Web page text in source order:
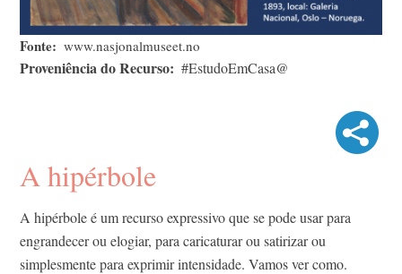
Fonte www.nasjonalmuseet.no
Proveniência do Recurso #EstudoEmCasa@
A hipérbole
A hipérbole é um recurso expressivo que se pode usar para
engrandecer ou elogiar, para caricaturar ou satirizar ou
simplesmente para exprimir intensidade. Vamos ver como.